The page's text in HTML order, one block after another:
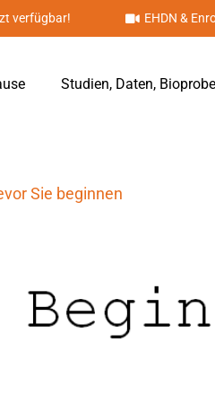
verfügbar! EHDN &
Studien, Daten,
Sie beginnen